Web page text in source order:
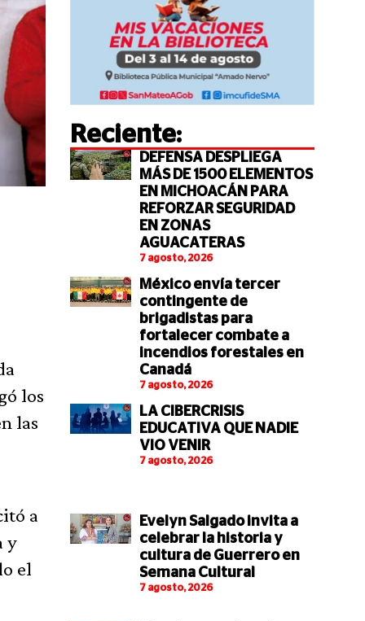
los
las
a
y
el
Reciente:
DEFENSA DESPLIEGA
MÁS DE 1500 ELEMENTOS
EN MICHOACÁN PARA
REFORZAR SEGURIDAD
EN ZONAS
AGUACATERAS
7 agosto, 2026
México envía tercer
contingente de
brigadistas para
fortalecer combate a
incendios forestales en
Canadá
7 agosto, 2026
LA CIBERCRISIS
EDUCATIVA QUE NADIE
VIO VENIR
7 agosto, 2026
Evelyn Salgado invita a
celebrar la historia y
cultura de Guerrero en
Semana Cultural
7 agosto, 2026